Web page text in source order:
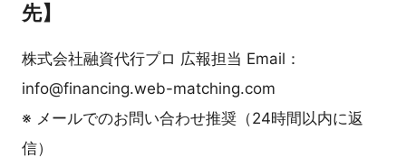
先】
株式会社融資代行プロ 広報担当 Email：
info@financing.web-matching.com
※ メールでのお問い合わせ推奨（24時間以内に返
信）